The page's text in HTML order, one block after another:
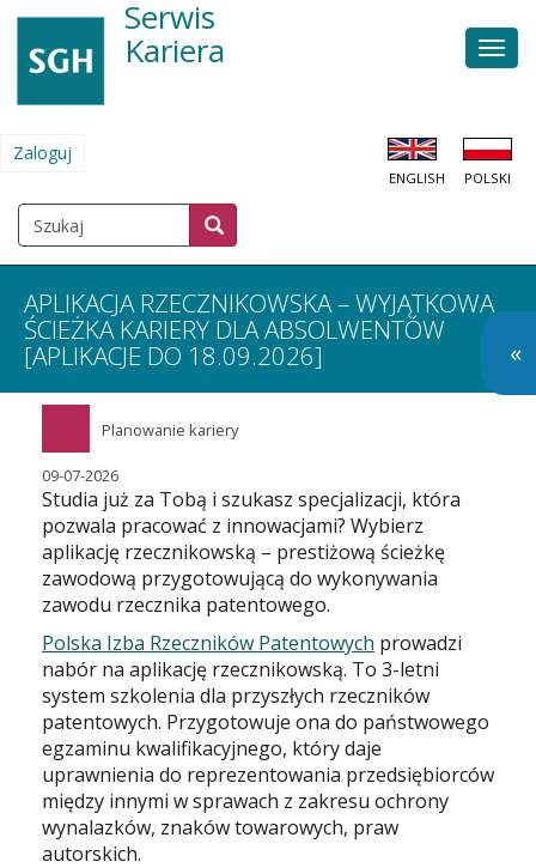
Przejdź
treści
Serwis
Kariera
MENU
UŻYTKOWNIKA
Zaloguj
ENGLISH POLSKI
SZUKAJ
Szukaj Szukaj
«
APLIKACJA RZECZNIKOWSKA – WYJĄTKOWA
ŚCIEŻKA KARIERY DLA ABSOLWENTÓW
[APLIKACJE DO 18.09.2026]
Planowanie kariery
09-07-2026
Studia już za Tobą i szukasz specjalizacji, która
pozwala pracować z innowacjami? Wybierz
aplikację rzecznikowską – prestiżową ścieżkę
zawodową przygotowującą do wykonywania
zawodu rzecznika patentowego.
Polska Izba Rzeczników Patentowych prowadzi
nabór na aplikację rzecznikowską. To 3-letni
system szkolenia dla przyszłych rzeczników
patentowych. Przygotowuje ona do państwowego
egzaminu kwalifikacyjnego, który daje
uprawnienia do reprezentowania przedsiębiorców
między innymi w sprawach z zakresu ochrony
wynalazków, znaków towarowych, praw
autorskich.